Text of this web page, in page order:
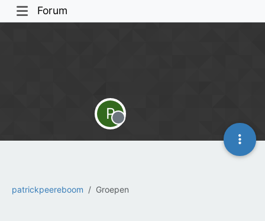
Forum
patrickpeereboom Groepen
P
Offline